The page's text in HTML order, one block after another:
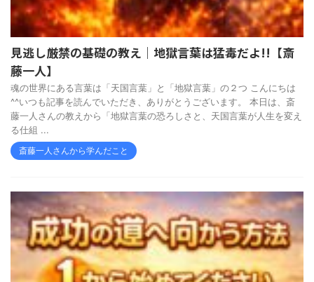
見逃し厳禁の基礎の教え｜地獄言葉は猛毒だよ!!【斎
藤一人】
魂の世界にある言葉は「天国言葉」と「地獄言葉」の２つ こんにちは
^^いつも記事を読んでいただき、ありがとうございます。 本日は、斎
藤一人さんの教えから「地獄言葉の恐ろしさと、天国言葉が人生を変え
る仕組 ...
斎藤一人さんから学んだこと